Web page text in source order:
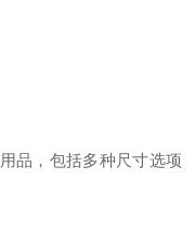
品，包括多种尺寸选项